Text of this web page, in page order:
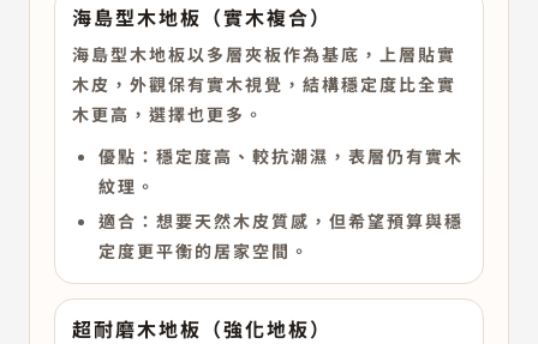
海島型木地板（實木複合）
海島型木地板以多層夾板作為基底，上層貼實
木皮，外觀保有實木視覺，結構穩定度比全實
木更高，選擇也更多。
優點：穩定度高、較抗潮濕，表層仍有實木
紋理。
適合：想要天然木皮質感，但希望預算與穩
定度更平衡的居家空間。
超耐磨木地板（強化地板）